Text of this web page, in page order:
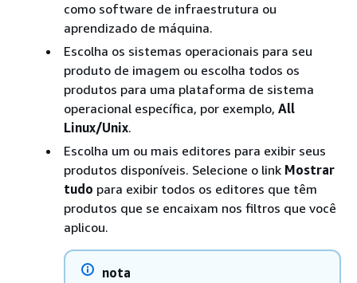
como software de infraestrutura ou
aprendizado de máquina.
Escolha os sistemas operacionais para seu
produto de imagem ou escolha todos os
produtos para uma plataforma de sistema
operacional específica, por exemplo, All
Linux/Unix.
Escolha um ou mais editores para exibir seus
produtos disponíveis. Selecione o link Mostrar
tudo para exibir todos os editores que têm
produtos que se encaixam nos filtros que você
aplicou.
nota